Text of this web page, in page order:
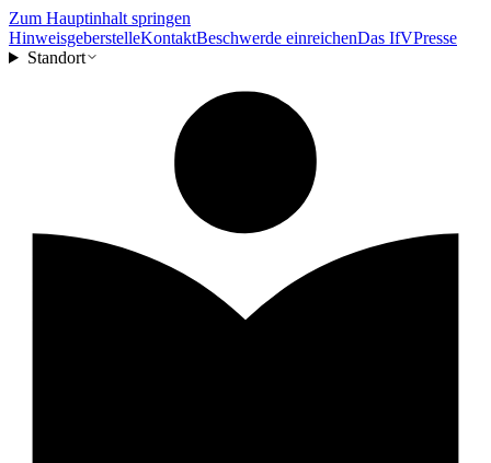
Zum Hauptinhalt springen
HinweisgeberstelleKontaktBeschwerde einreichenDas IfVPresse
Standort